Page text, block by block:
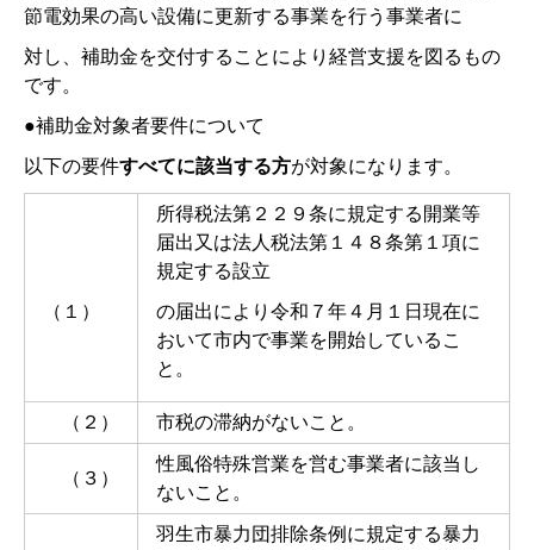
節電効果の高い設備に更新する事業を行う事業者に
対し、補助金を交付することにより経営支援を図るもの
です。
●補助金対象者要件について
以下の要件すべてに該当する方が対象になります。
（１）
所得税法第２２９条に規定する開業等
届出又は法人税法第１４８条第１項に
規定する設立
の届出により令和７年４月１日現在に
おいて市内で事業を開始しているこ
と。
（２） 市税の滞納がないこと。
（３）
性風俗特殊営業を営む事業者に該当し
ないこと。
羽生市暴力団排除条例に規定する暴力